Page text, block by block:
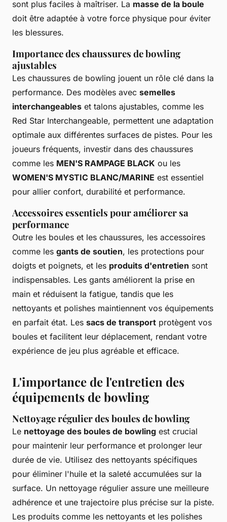
sont plus faciles à maîtriser. La masse de la boule
doit être adaptée à votre force physique pour éviter
les blessures.
Importance des chaussures de bowling
ajustables
Les chaussures de bowling jouent un rôle clé dans la
performance. Des modèles avec semelles
interchangeables et talons ajustables, comme les
Red Star Interchangeable, permettent une adaptation
optimale aux différentes surfaces de pistes. Pour les
joueurs fréquents, investir dans des chaussures
comme les MEN'S RAMPAGE BLACK ou les
WOMEN'S MYSTIC BLANC/MARINE est essentiel
pour allier confort, durabilité et performance.
Accessoires essentiels pour améliorer sa
performance
Outre les boules et les chaussures, les accessoires
comme les gants de soutien, les protections pour
doigts et poignets, et les produits d'entretien sont
indispensables. Les gants améliorent la prise en
main et réduisent la fatigue, tandis que les
nettoyants et polishes maintiennent vos équipements
en parfait état. Les sacs de transport protègent vos
boules et facilitent leur déplacement, rendant votre
expérience de jeu plus agréable et efficace.
L'importance de l'entretien des
équipements de bowling
Nettoyage régulier des boules de bowling
Le nettoyage des boules de bowling est crucial
pour maintenir leur performance et prolonger leur
durée de vie. Utilisez des nettoyants spécifiques
pour éliminer l'huile et la saleté accumulées sur la
surface. Un nettoyage régulier assure une meilleure
adhérence et une trajectoire plus précise sur la piste.
Les produits comme les nettoyants et les polishes